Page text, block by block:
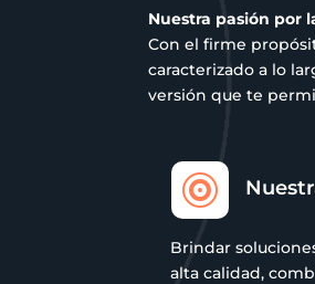
Nuestra pasión por
Con el firme
caracterizado a lo
versión que te

Brindar
alta calidad,